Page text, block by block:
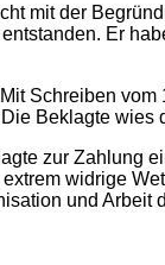
mit der
Er
Schreiben
Beklagte wies
zur Zahlung
widrige
und Arbeit